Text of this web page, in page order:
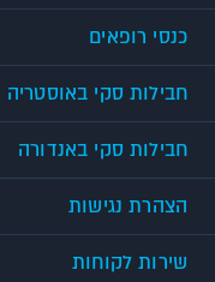
כנסי רופאים
חבילות סקי באוסטריה
חבילות סקי באנדורה
הצהרת נגישות
שירות לקוחות